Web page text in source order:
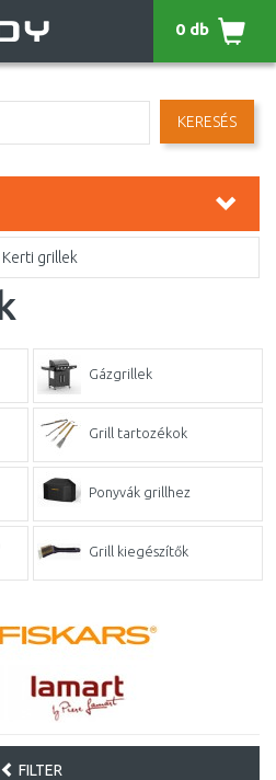
KERESÉS
0 db
Kerti grillek
Gázgrillek
Grill tartozékok
Ponyvák grillhez
Grill kiegészítők
FILTER